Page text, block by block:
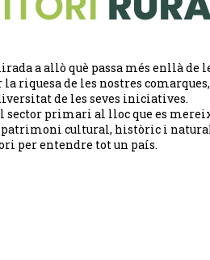
a allò què passa més enllà de
riquesa de les nostres
de les seves iniciatives.
sector primari al lloc que es
patrimoni cultural, històric i
per entendre tot un país.